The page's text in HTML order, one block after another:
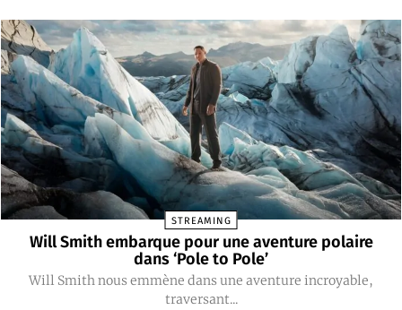
STREAMING
Will Smith embarque pour une aventure polaire
dans ‘Pole to Pole’
Will Smith nous emmène dans une aventure incroyable,
traversant...